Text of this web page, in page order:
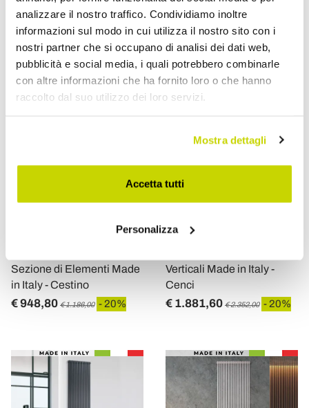
analizzare il nostro traffico. Condividiamo inoltre
informazioni sul modo in cui utilizza il nostro sito con i
nostri partner che si occupano di analisi dei dati web,
pubblicità e social media, i quali potrebbero combinarle
con altre informazioni che ha fornito loro o che hanno
raccolto dal suo utilizzo dei loro servizi.
Mostra dettagli
Accetta tutti
Personalizza
VIADURINI RADIATORS
Termoarredo Idraulico in
Sezione di Elementi Made
in Italy - Cestino
€ 948,80 € 1.186,00 - 20%
VIADURINI RADIATORS
Termoarredo Idraulico con
Verticali Made in Italy -
Cenci
€ 1.881,60 € 2.352,00 - 20%